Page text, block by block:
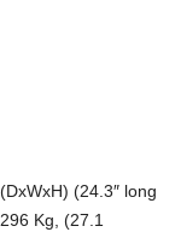
(24.3″ long
Kg, (27.1